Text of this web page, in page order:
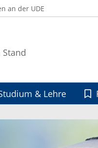
an der UDE
& Lehre